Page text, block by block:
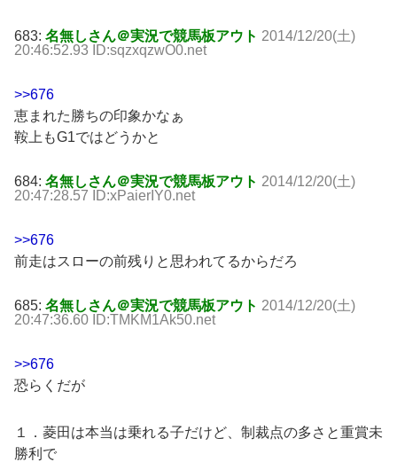
683: 名無しさん＠実況で競馬板アウト 2014/12/20(土)
20:46:52.93 ID:sqzxqzwO0.net
>>676
恵まれた勝ちの印象かなぁ
鞍上もG1ではどうかと
684: 名無しさん＠実況で競馬板アウト 2014/12/20(土)
20:47:28.57 ID:xPaierIY0.net
>>676
前走はスローの前残りと思われてるからだろ
685: 名無しさん＠実況で競馬板アウト 2014/12/20(土)
20:47:36.60 ID:TMKM1Ak50.net
>>676
恐らくだが
１．菱田は本当は乗れる子だけど、制裁点の多さと重賞未
勝利で